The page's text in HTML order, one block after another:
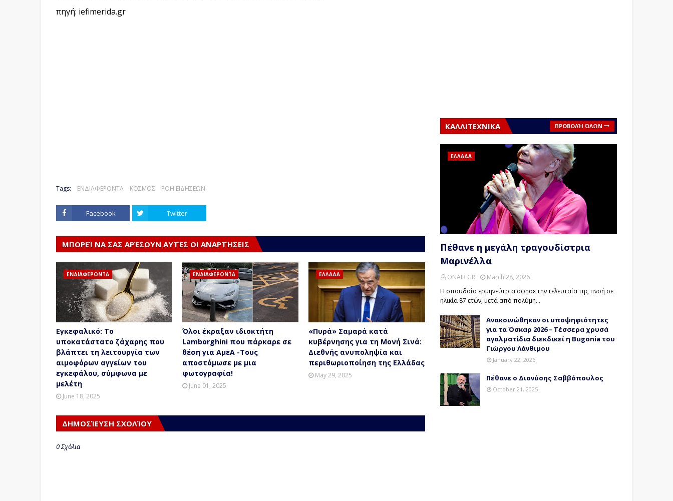
πηγή: iefimerida.gr
Tags: ΕΝΔΙΑΦΕΡΟΝΤΑ ΚΟΣΜΟΣ ΡΟΗ ΕΙΔΗΣΕΩΝ
Facebook Twitter
ΜΠΟΡΕΊ ΝΑ ΣΑΣ ΑΡΈΣΟΥΝ ΑΥΤΈΣ ΟΙ ΑΝΑΡΤΉΣΕΙΣ
ΕΝΔΙΑΦΕΡΟΝΤΑ
Εγκεφαλικό: Το
υποκατάστατο ζάχαρης που
βλάπτει τη λειτουργία των
αιμοφόρων αγγείων του
εγκεφάλου, σύμφωνα με
μελέτη
June 18, 2025
ΕΝΔΙΑΦΕΡΟΝΤΑ
Όλοι έκραξαν ιδιοκτήτη
Lamborghini που πάρκαρε σε
θέση για ΑμεΑ -Τους
αποστόμωσε με μια
φωτογραφία!
June 01, 2025
ΕΛΛΑΔΑ
«Πυρά» Σαμαρά κατά
κυβέρνησης για τη Μονή Σινά:
Διεθνής ανυποληψία και
περιθωριοποίηση της Ελλάδας
May 29, 2025
ΔΗΜΟΣΊΕΥΣΗ ΣΧΟΛΊΟΥ
0 Σχόλια
ΚΑΛΛΙΤΕΧΝΙΚΑ ΠΡΟΒΟΛΉ ΌΛΩΝ
ΕΛΛΑΔΑ
Πέθανε η μεγάλη τραγουδίστρια
Μαρινέλλα
ONAIR GR
March 28, 2026
Η σπουδαία ερμηνεύτρια άφησε την τελευταία της πνοή σε
ηλικία 87 ετών, μετά από πολύμη…
Ανακοινώθηκαν οι υποψηφιότητες
για τα Όσκαρ 2026 – Τέσσερα χρυσά
αγαλματίδια διεκδικεί η Bugonia του
Γιώργου Λάνθιμου
January 22, 2026
Πέθανε ο Διονύσης Σαββόπουλος
October 21, 2025